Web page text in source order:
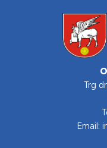
Trg
Email: